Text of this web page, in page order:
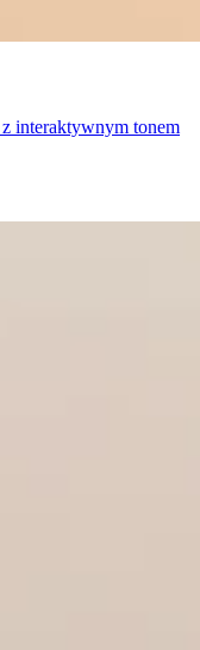
interaktywnym tonem